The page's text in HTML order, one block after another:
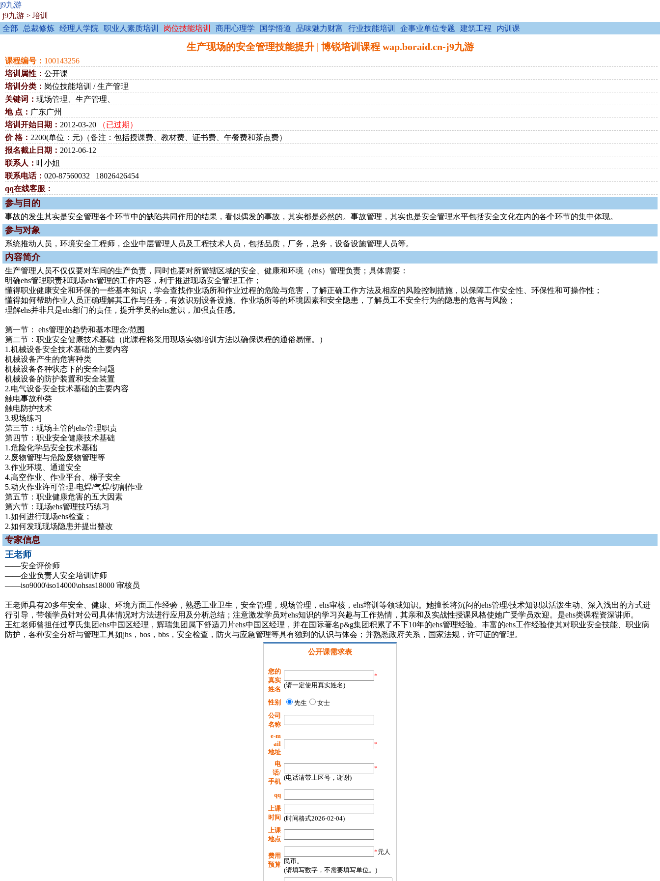
j9九游
j9九游 > 培训
全部
总裁修炼 经理人学院 职业人素质培训 岗位技能培训 商用心理学 国学悟道 品味魅力财富 行业技能培训 企事业单位专题 建筑工程 内训课
生产现场的安全管理技能提升 | 博锐培训课程 wap.boraid.cn-j9九游
课程编号： 100143256
培训属性： 公开课
培训分类： 岗位技能培训 / 生产管理
关键词： 现场管理、生产管理、
地 点： 广东广州
培训开始日期： 2012-03-20
（已过期）
价 格： 2200(单位：元)（备注：包括授课费、教材费、证书费、午餐费和茶点费）
报名截止日期： 2012-06-12
联系人： 叶小姐
联系电话： 020-87560032 18026426454
qq在线客服：
参与目的
事故的发生其实是安全管理各个环节中的缺陷共同作用的结果，看似偶发的事故，其实都是必然的。事故管理，其实也是安全管理水平包括安全文化在内的各个环节的集中体现。
参与对象
系统推动人员，环境安全工程师，企业中层管理人员及工程技术人员，包括品质，厂务，总务，设备设施管理人员等。
内容简介
生产管理人员不仅仅要对车间的生产负责，同时也要对所管辖区域的安全、健康和环境（ehs）管理负责；具体需要：
明确ehs管理职责和现场ehs管理的工作内容，利于推进现场安全管理工作；
懂得职业健康安全和环保的一些基本知识，学会查找作业场所和作业过程的危险与危害，了解正确工作方法及相应的风险控制措施，以保障工作安全性、环保性和可操作性；
懂得如何帮助作业人员正确理解其工作与任务，有效识别设备设施、作业场所等的环境因素和安全隐患，了解员工不安全行为的隐患的危害与风险；
理解ehs并非只是ehs部门的责任，提升学员的ehs意识，加强责任感。
第一节： ehs管理的趋势和基本理念/范围
第二节：职业安全健康技术基础（此课程将采用现场实物培训方法以确保课程的通俗易懂。）
1.机械设备安全技术基础的主要内容
机械设备产生的危害种类
机械设备各种状态下的安全问题
机械设备的防护装置和安全装置
2.电气设备安全技术基础的主要内容
触电事故种类
触电防护技术
3.现场练习
第三节：现场主管的ehs管理职责
第四节：职业安全健康技术基础
1.危险化学品安全技术基础
2.废物管理与危险废物管理等
3.作业环境、通道安全
4.高空作业、作业平台、梯子安全
5.动火作业许可管理-电焊/气焊/切割作业
第五节：职业健康危害的五大因素
第六节：现场ehs管理技巧练习
1.如何进行现场ehs检查；
2.如何发现现场隐患并提出整改
专家信息
王老师
――安全评价师
――企业负责人安全培训讲师
――iso9000\iso14000\ohsas18000 审核员
王老师具有20多年安全、健康、环境方面工作经验，熟悉工业卫生，安全管理，现场管理，ehs审核，ehs培训等领域知识。她擅长将沉闷的ehs管理/技术知识以活泼生动、深入浅出的方式进
行引导，带领学员针对公司具体情况对方法进行应用及分析总结；注意激发学员对ehs知识的学习兴趣与工作热情，其亲和及实战性授课风格使她广受学员欢迎。是ehs类课程资深讲师。
王红老师曾担任过亨氏集团ehs中国区经理，辉瑞集团属下舒适刀片ehs中国区经理，并在国际著名p&g集团积累了不下10年的ehs管理经验。丰富的ehs工作经验使其对职业安全技能、职业病
防护，各种安全分析与管理工具如jhs，bos，bbs，安全检查，防火与应急管理等具有独到的认识与体会；并熟悉政府关系，国家法规，许可证的管理。
公开课需求表
您的
真实
姓名
*
(请一定使用真实姓名)
性别 先生
女士
公司
名称
e-m
ail
地址
*
电
话/
手机
*
(电话请带上区号，谢谢)
qq
上课
时间 (时间格式2026-02-04)
上课
地点
费用
预算
*元人
民币。
(请填写数字，不需要填写单位。)